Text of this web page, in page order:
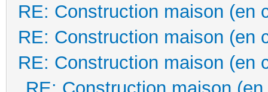
RE: Construction maison (en
RE: Construction maison (en
RE: Construction maison (en